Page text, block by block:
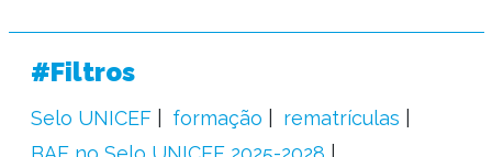
#Filtros
Selo UNICEF formação
rematrículas